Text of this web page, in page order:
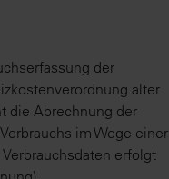
der
alter
die Abrechnung der
im Wege einer
erfolgt